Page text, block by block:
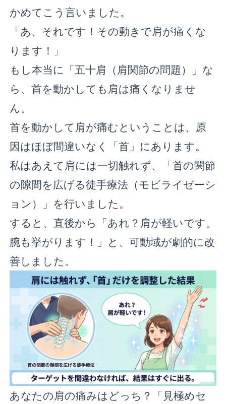
かめてこう言いました。
「あ、それです！その動きで肩が痛くな
ります！」
もし本当に「五十肩（肩関節の問題）」な
ら、首を動かしても肩は痛くなりませ
ん。
首を動かして肩が痛むということは、原
因はほぼ間違いなく「首」にあります。
私はあえて肩には一切触れず、「首の関節
の隙間を広げる徒手療法（モビライゼーシ
ョン）」を行いました。
すると、直後から「あれ？肩が軽いです。
腕も挙がります！」と、可動域が劇的に改
善しました。
あなたの肩の痛みはどっち？「見極めセ